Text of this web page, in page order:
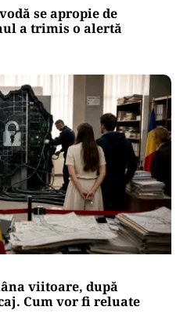
se apropie de
a trimis o alertă
viitoare, după
Cum vor fi reluate